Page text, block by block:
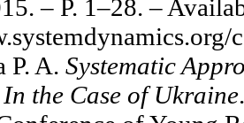
– P. 1–28. ­–
P. A. Systematic
the Case of Ukraine